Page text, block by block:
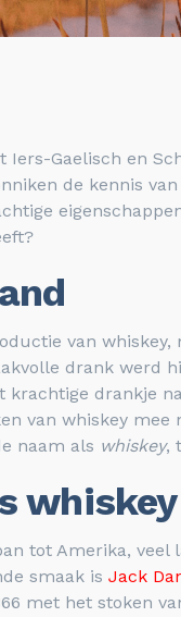
Iers-Gaelisch en
de kennis
van
drank
drankje
van whiskey
naam als whiskey,
whiskey
tot Amerika,
smaak is Jack
met het